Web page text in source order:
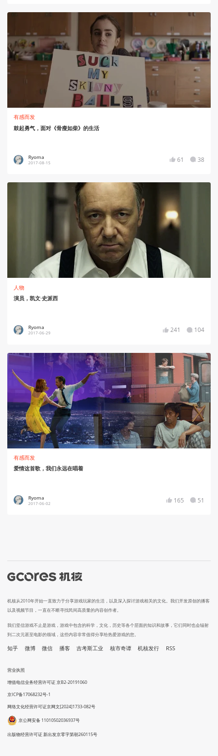
有感而发
鼓起勇气，面对《骨瘦如柴》的生活
Ryoma
2017-08-15 61 38
人物
演员，凯文·史派西
Ryoma
2017-06-29 241 104
有感而发
爱情这首歌，我们永远在唱着
Ryoma
2017-06-02 165 51
机核从2010年开始一直致力于分享游戏玩家的生活，以及深入探讨游戏相关的文化。我们开发原创的播客
以及视频节目，一直在不断寻找民间高质量的内容创作者。
我们坚信游戏不止是游戏，游戏中包含的科学，文化，历史等各个层面的知识和故事，它们同时也会辐射
到二次元甚至电影的领域，这些内容非常值得分享给热爱游戏的您。
知乎 微博 微信 播客 吉考斯工业 核市奇谭 机核发行 RSS
营业执照
增值电信业务经营许可证 京B2-20191060
京ICP备17068232号-1
网络文化经营许可证京网文[2024]1733-082号
京公网安备 11010502036937号
出版物经营许可证 新出发京零字第朝260115号